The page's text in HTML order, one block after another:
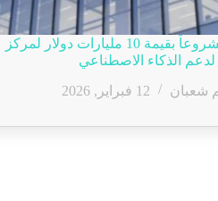
ميتا تطلق مشروعاً بقيمة 10 مليارات دولار لمركز
الذكاء الاصطناعي
شعبان
12 فبراير, 2026